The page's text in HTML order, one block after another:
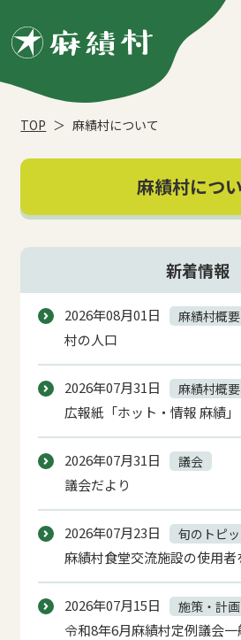
TOP 麻績村について
麻績村につ
新着情報
2026年08月01日 麻績村概要
村の人口
2026年07月31日 麻績村概要
広報紙「ホット・情報 麻績」
2026年07月31日 議会
議会だより
2026年07月23日 旬のトピ
麻績村食堂交流施設の使用
2026年07月15日 施策・計画
令和8年6月麻績村定例議会一